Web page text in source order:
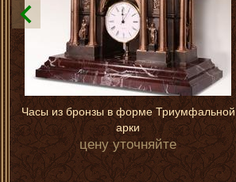
Часы из бронзы в форме Триумфальной
арки
цену уточняйте